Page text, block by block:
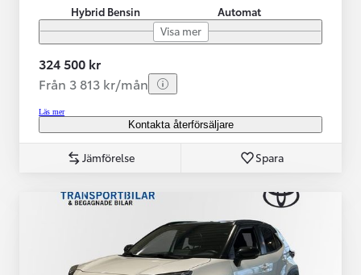
Hybrid Bensin
Automat
Visa mer
324 500 kr
Från 3 813 kr/mån
Läs mer
Kontakta återförsäljare
Jämförelse Spara